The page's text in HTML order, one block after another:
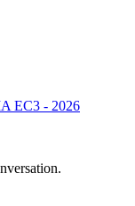
EC3 - 2026